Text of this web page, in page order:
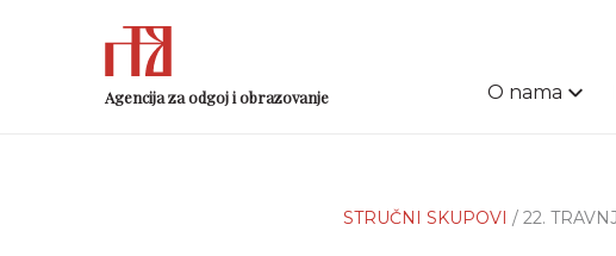
Agencija za odgoj i obrazovanje O nama
STRUČNI SKUPOVI / 22.